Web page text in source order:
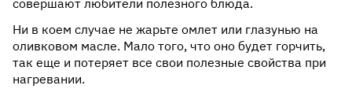
совершают любители полезного блюда.
Ни в коем случае не жарьте омлет или глазунью на
оливковом масле. Мало того, что оно будет горчить,
так еще и потеряет все свои полезные свойства при
нагревании.